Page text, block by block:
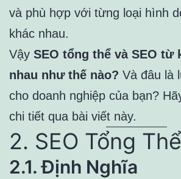
và phù hợp với từng loại hình
khác nhau.
Vậy SEO tổng thể và SEO từ
nhau như thế nào? Và đâu là
cho doanh nghiệp của bạn?
chi tiết qua bài viết này.
2. SEO Tổng
2.1. Định Nghĩa